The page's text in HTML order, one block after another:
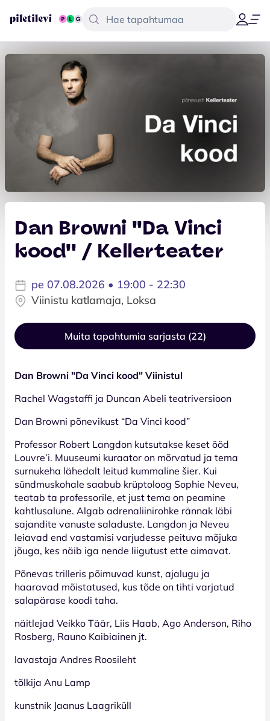
Dan Browni ''Da Vinci
kood'' / Kellerteater
pe 07.08.2026 • 19:00 - 22:30
Viinistu katlamaja, Loksa
Muita tapahtumia sarjasta (22)
Dan Browni "Da Vinci kood" Viinistul
Rachel Wagstaffi ja Duncan Abeli teatriversioon
Dan Browni põnevikust “Da Vinci kood”
Professor Robert Langdon kutsutakse keset ööd
Louvre’i. Muuseumi kuraator on mõrvatud ja tema
surnukeha lähedalt leitud kummaline šier. Kui
sündmuskohale saabub krüptoloog Sophie Neveu,
teatab ta professorile, et just tema on peamine
kahtlusalune. Algab adrenaliinirohke rännak läbi
sajandite vanuste saladuste. Langdon ja Neveu
leiavad end vastamisi varjudesse peituva mõjuka
jõuga, kes näib iga nende liigutust ette aimavat.
Põnevas trilleris põimuvad kunst, ajalugu ja
haaravad mõistatused, kus tõde on tihti varjatud
salapärase koodi taha.
näitlejad Veikko Täär, Liis Haab, Ago Anderson, Riho
Rosberg, Rauno Kaibiainen jt.
lavastaja Andres Roosileht
tõlkija Anu Lamp
kunstnik Jaanus Laagriküll